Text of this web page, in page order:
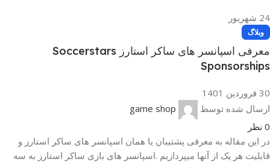
24 شهریور
وبلاگ
معرفی اسپانسر های ساکر استارز Soccerstars
Sponsorships
30 فروردین 1401
ارسال شده توسط
game shop
0 نظر
در این مقاله به معرفی پشتیبان یا همان اسپانسر های ساکر استارز و
قابلیت هر یک از آنها میپردازیم .اسپانسر های بازی ساکر استارز به سه